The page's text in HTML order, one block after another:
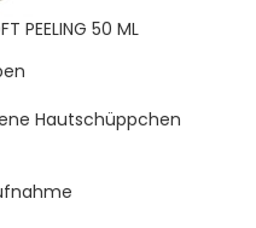
PEELING 50 ML
Hautschüppchen